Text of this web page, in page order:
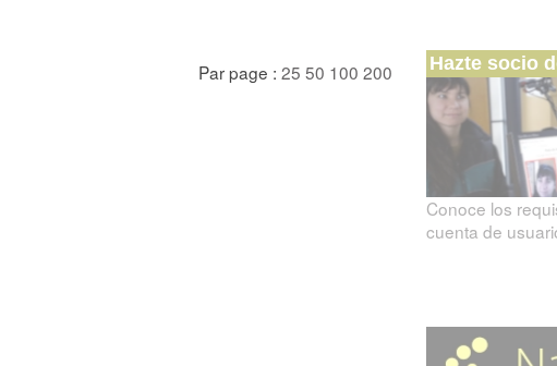
Par page : 25 50 100 200 Hazte socio
Conoce los
cuenta de